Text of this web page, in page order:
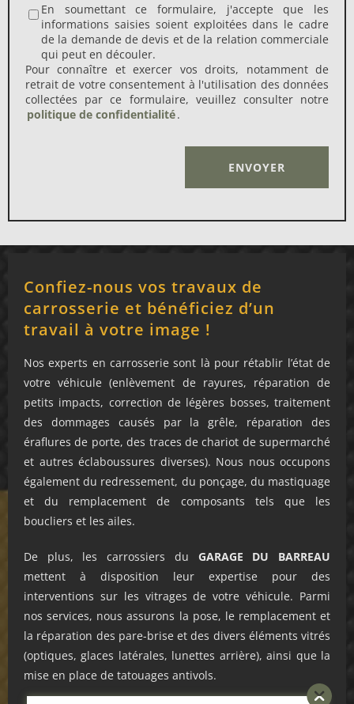
En soumettant ce formulaire, j'accepte que les
informations saisies soient exploitées dans le cadre
de la demande de devis et de la relation commerciale
qui peut en découler.
Pour connaître et exercer vos droits, notamment de
retrait de votre consentement à l'utilisation des données
collectées par ce formulaire, veuillez consulter notre
politique de confidentialité.
Alternative:
Confiez-nous vos travaux de
carrosserie et bénéficiez d’un
travail à votre image !
Nos experts en carrosserie sont là pour rétablir l’état de
votre véhicule (enlèvement de rayures, réparation de
petits impacts, correction de légères bosses, traitement
des dommages causés par la grêle, réparation des
éraflures de porte, des traces de chariot de supermarché
et autres éclaboussures diverses). Nous nous occupons
également du redressement, du ponçage, du mastiquage
et du remplacement de composants tels que les
boucliers et les ailes.
De plus, les carrossiers du GARAGE
DU BARREAU
mettent à disposition leur expertise pour des
interventions sur les vitrages de votre véhicule. Parmi
nos services, nous assurons la pose, le remplacement et
la réparation des pare-brise et des divers éléments vitrés
(optiques, glaces latérales, lunettes arrière), ainsi que la
mise en place de tatouages antivols.